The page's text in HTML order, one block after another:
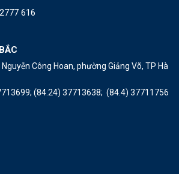
616
Công Hoan, phường Giảng Võ, TP Hà
(84.24) 37713638; (84.4) 37711756